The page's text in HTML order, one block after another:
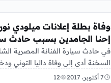
وفاة بطلة إعلانات ميلودي
إحنا الجامدين بسبب حادث
في حادث سيارة الفنانة المصرية
السخنة أدى إلى وفاة داليا التوني
7 أكتوبر، 2017 12